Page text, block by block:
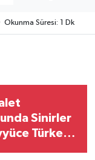
Okunma Süresi: 1 Dk
Sinirler
Türkeş